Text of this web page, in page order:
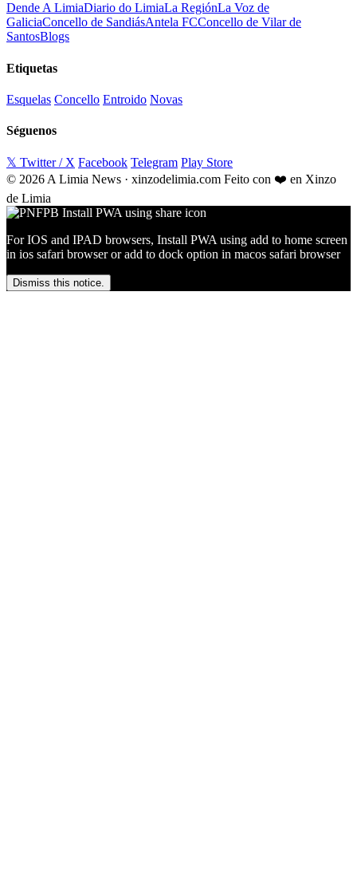
Dende A LimiaDiario do LimiaLa RegiónLa Voz de
GaliciaConcello de SandiásAntela FCConcello de Vilar de
SantosBlogs
Etiquetas
Esquelas Concello Entroido Novas
Séguenos
𝕏 Twitter / X Facebook Telegram Play Store
© 2026 A Limia News · xinzodelimia.com Feito con ❤️ en Xinzo
de Limia
For IOS and IPAD browsers, Install PWA using add to home screen
in ios safari browser or add to dock option in macos safari browser
Dismiss this notice.